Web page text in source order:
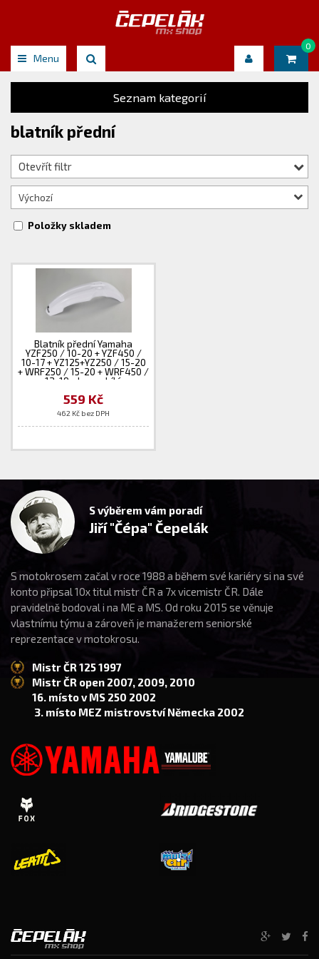
Menu
0
Seznam kategorií
blatník přední
Otevřít filtr
Výchozí
Položky skladem
Blatník přední Yamaha
YZF250 / 10-20 + YZF450 /
10-17 + YZ125+YZ250 / 15-20
+ WRF250 / 15-20 + WRF450 /
12-19 - barva bílá
559 Kč
462 Kč bez DPH
S výběrem vám poradí
Jiří "Čépa" Čepelák
S motokrosem začal v roce 1988 a během své kariéry si na své
konto připsal 10x titul mistr ČR a 7x vicemistr ČR. Dále
pravidelně bodoval i na ME a MS. Od roku 2015 se věnuje
vlastnímu týmu a zároveň je manažerem seniorské
reprezentace v motokrosu.
Mistr ČR 125 1997
Mistr ČR open 2007, 2009, 2010
16. místo v MS 250 2002
3. místo MEZ mistrovství Německa 2002